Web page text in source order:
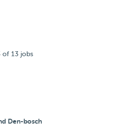
of 13 jobs
Den-bosch